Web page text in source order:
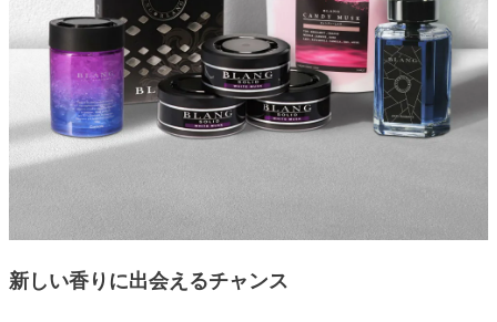
新しい香りに出会えるチャンス